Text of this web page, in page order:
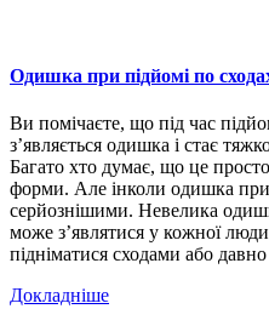
Одишка при підйомі по
Ви помічаєте, що під час
з’являється одишка і стає
Багато хто думає, що це просто
форми. Але інколи одишка
серйознішими. Невелика
може з’являтися у кожної
підніматися сходами або
Докладніше